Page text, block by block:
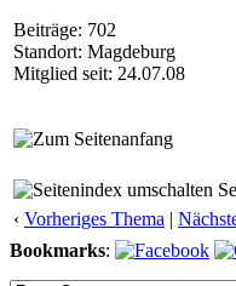
Beiträge: 702
Standort: Magdeburg
Mitglied seit: 24.07.08
‹ Vorheriges Thema |
Bookmarks: